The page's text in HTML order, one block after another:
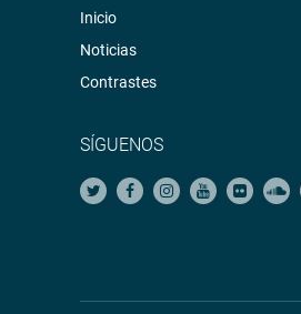
Inicio
Noticias
Contrastes
SÍGUENOS